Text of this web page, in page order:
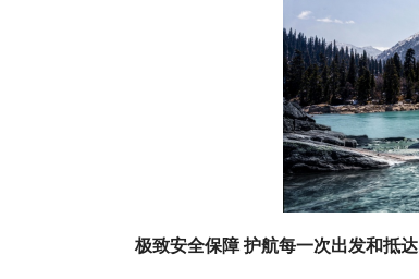
极致安全保障 护航每一次出发和抵达